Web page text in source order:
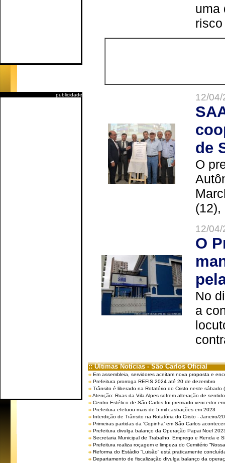
publicidade
uma
12/
de
O
(12),
12/
O
No
a
:: Últimas Notícias - São Carlos Oficial
Em assembleia, servidores aceitam nova proposta e
Prefeitura prorroga REFIS 2024 até 20 de dezembro
Trânsito é liberado na Rotatório do Cristo neste sábado
Atenção: Ruas da Vila Alpes sofrem alteração de
Centro Estético de São Carlos foi premiado vencedor
Prefeitura efetuou mais de 5 mil castrações em 2023
Interdição de Trânsito na Rotatória do Cristo - Janeiro/
Primeiras partidas da ‘Copinha’ em São Carlos
Prefeitura divulga balanço da Operação Papai Noel
Secretaria Municipal de Trabalho, Emprego e Renda e
Prefeitura realiza roçagem e limpeza do Cemitério
Reforma do Estádio “Luisão” está praticamente
Departamento de fiscalização divulga balanço da